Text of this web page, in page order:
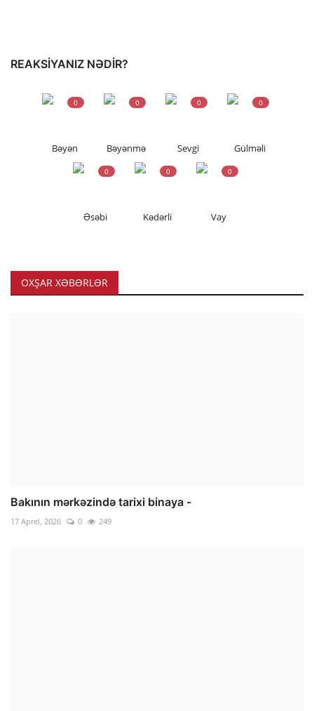
REAKSIYANIZ NƏDIR?
Bəyən
0
Bəyənmə
0
Sevgi
0
Gülməli
0
Əsəbi
0
Kədərli
0
Vay
0
OXŞAR XƏBƏRLƏR
Bakının mərkəzində tarixi binaya -
17 Aprel, 2026 0 249